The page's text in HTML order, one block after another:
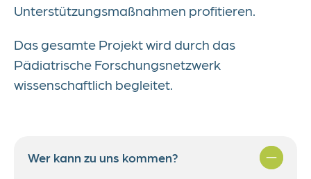
Unterstützungsmaßnahmen profitieren.
Das gesamte Projekt wird durch das
Pädiatrische Forschungsnetzwerk
wissenschaftlich begleitet.
Wer kann zu uns kommen?